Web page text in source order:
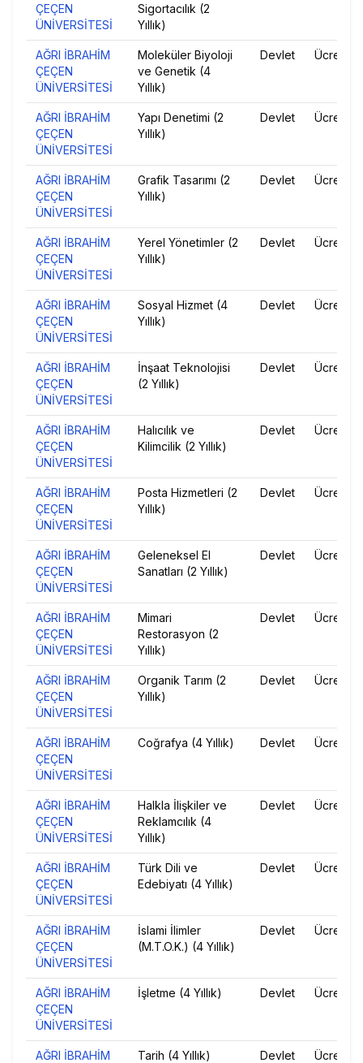
ÇEÇEN
ÜNİVERSİTESİ
Sigortacılık (2
Yıllık)
AĞRI İBRAHİM
ÇEÇEN
ÜNİVERSİTESİ
Moleküler Biyoloji
ve Genetik (4
Yıllık)
Devlet Ücretsiz
AĞRI İBRAHİM
ÇEÇEN
ÜNİVERSİTESİ
Yapı Denetimi (2
Yıllık)
Devlet Ücretsiz
AĞRI İBRAHİM
ÇEÇEN
ÜNİVERSİTESİ
Grafik Tasarımı (2
Yıllık)
Devlet Ücretsiz
AĞRI İBRAHİM
ÇEÇEN
ÜNİVERSİTESİ
Yerel Yönetimler (2
Yıllık)
Devlet Ücretsiz
AĞRI İBRAHİM
ÇEÇEN
ÜNİVERSİTESİ
Sosyal Hizmet (4
Yıllık)
Devlet Ücretsiz
AĞRI İBRAHİM
ÇEÇEN
ÜNİVERSİTESİ
İnşaat Teknolojisi
(2 Yıllık)
Devlet Ücretsiz
AĞRI İBRAHİM
ÇEÇEN
ÜNİVERSİTESİ
Halıcılık ve
Kilimcilik (2 Yıllık)
Devlet Ücretsiz
AĞRI İBRAHİM
ÇEÇEN
ÜNİVERSİTESİ
Posta Hizmetleri (2
Yıllık)
Devlet Ücretsiz
AĞRI İBRAHİM
ÇEÇEN
ÜNİVERSİTESİ
Geleneksel El
Sanatları (2 Yıllık)
Devlet Ücretsiz
AĞRI İBRAHİM
ÇEÇEN
ÜNİVERSİTESİ
Mimari
Restorasyon (2
Yıllık)
Devlet Ücretsiz
AĞRI İBRAHİM
ÇEÇEN
ÜNİVERSİTESİ
Organik Tarım (2
Yıllık)
Devlet Ücretsiz
AĞRI İBRAHİM
ÇEÇEN
ÜNİVERSİTESİ
Coğrafya (4 Yıllık) Devlet Ücretsiz
AĞRI İBRAHİM
ÇEÇEN
ÜNİVERSİTESİ
Halkla İlişkiler ve
Reklamcılık (4
Yıllık)
Devlet Ücretsiz
AĞRI İBRAHİM
ÇEÇEN
ÜNİVERSİTESİ
Türk Dili ve
Edebiyatı (4 Yıllık)
Devlet Ücretsiz
AĞRI İBRAHİM
ÇEÇEN
ÜNİVERSİTESİ
İslami İlimler
(M.T.O.K.) (4 Yıllık)
Devlet Ücretsiz
AĞRI İBRAHİM
ÇEÇEN
ÜNİVERSİTESİ
İşletme (4 Yıllık) Devlet Ücretsiz
AĞRI İBRAHİM Tarih (4 Yıllık) Devlet Ücretsiz